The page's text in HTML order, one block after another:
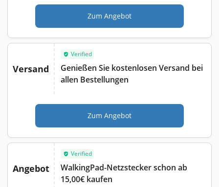
Zum Angebot
Versand
Verified
Genießen Sie kostenlosen Versand bei
allen Bestellungen
Zum Angebot
Angebot
Verified
WalkingPad-Netzstecker schon ab
15,00€ kaufen